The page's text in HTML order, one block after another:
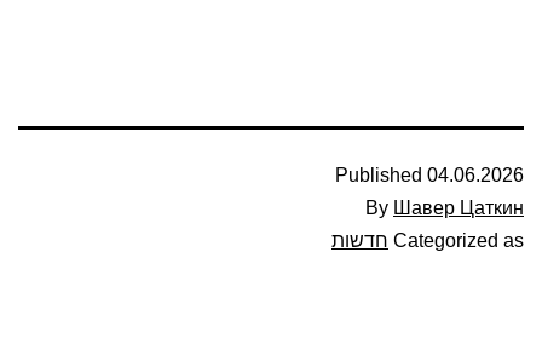
Published 04.06.2026
By Шавер Цаткин
Categorized as חדשות